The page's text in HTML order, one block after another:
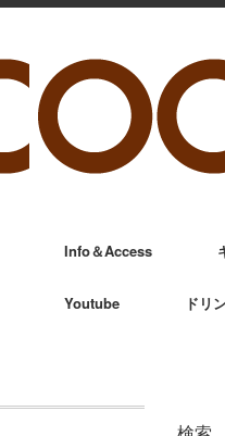
Info＆Access
Youtube ドリ